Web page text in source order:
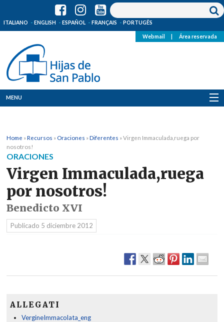
ITALIANO ENGLISH ESPAÑOL FRANÇAIS PORTUGÊS
Webmail Área reservada
MENU
Dónde estamos
Noticias
Recursos
Home »Recursos » Oraciones »Diferentes »Virgen Immaculada,ruega por
nosotros!
ORACIONES
Virgen Immaculada,ruega
por nosotros!
Benedicto XVI
Publicado 5 diciembre 2012
ALLEGATI
VergineImmacolata_eng